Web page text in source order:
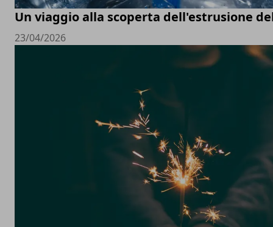
Un viaggio alla scoperta dell'estrusione
23/04/2026